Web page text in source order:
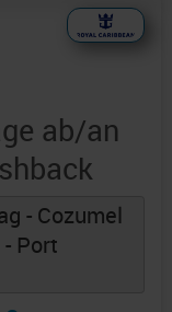
ab/an
- Cozumel
Port